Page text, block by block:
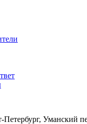
Петербург, Уманский